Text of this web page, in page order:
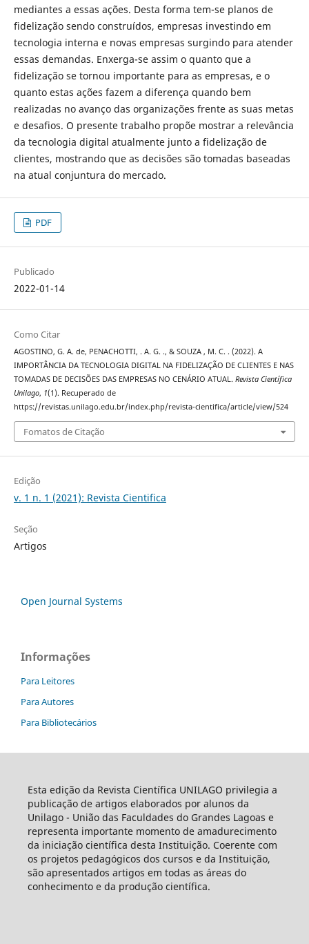
mediantes a essas ações. Desta forma tem-se planos de
fidelização sendo construídos, empresas investindo em
tecnologia interna e novas empresas surgindo para atender
essas demandas. Enxerga-se assim o quanto que a
fidelização se tornou importante para as empresas, e o
quanto estas ações fazem a diferença quando bem
realizadas no avanço das organizações frente as suas metas
e desafios. O presente trabalho propõe mostrar a relevância
da tecnologia digital atualmente junto a fidelização de
clientes, mostrando que as decisões são tomadas baseadas
na atual conjuntura do mercado.
PDF
Publicado
2022-01-14
Como Citar
AGOSTINO, G. A. de, PENACHOTTI, . A. G. ., & SOUZA , M. C. . (2022). A
IMPORTÂNCIA DA TECNOLOGIA DIGITAL NA FIDELIZAÇÃO DE CLIENTES E NAS
TOMADAS DE DECISÕES DAS EMPRESAS NO CENÁRIO ATUAL. Revista Científica
Unilago, 1(1). Recuperado de
https://revistas.unilago.edu.br/index.php/revista-cientifica/article/view/524
Fomatos de Citação
Edição
v. 1 n. 1 (2021): Revista Cientifica
Seção
Artigos
Open Journal Systems
Informações
Para Leitores
Para Autores
Para Bibliotecários
Esta edição da Revista Científica UNILAGO privilegia a
publicação de artigos elaborados por alunos da
Unilago - União das Faculdades do Grandes Lagoas e
representa importante momento de amadurecimento
da iniciação científica desta Instituição. Coerente com
os projetos pedagógicos dos cursos e da Instituição,
são apresentados artigos em todas as áreas do
conhecimento e da produção científica.